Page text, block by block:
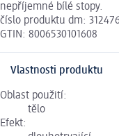
nepříjemné bílé stopy.
číslo produktu dm:
GTIN: 8006530101608
Vlastnosti produktu
Oblast použití:
tělo
Efekt: